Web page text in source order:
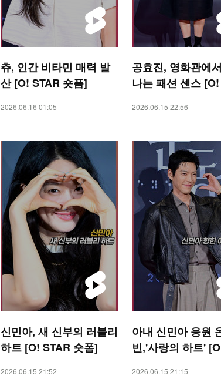
츄, 인간 비타민 매력 발
산 [O! STAR 숏폼]
2026.06.16 01:05
공효진, 영화관에
나는 패션 센스
2026.06.15 22:56
신민아, 새 신부의 러블리
하트 [O! STAR 숏폼]
2026.06.15 21:52
아내 신민아 응원
빈,'사랑의 하트'
2026.06.15 21:15